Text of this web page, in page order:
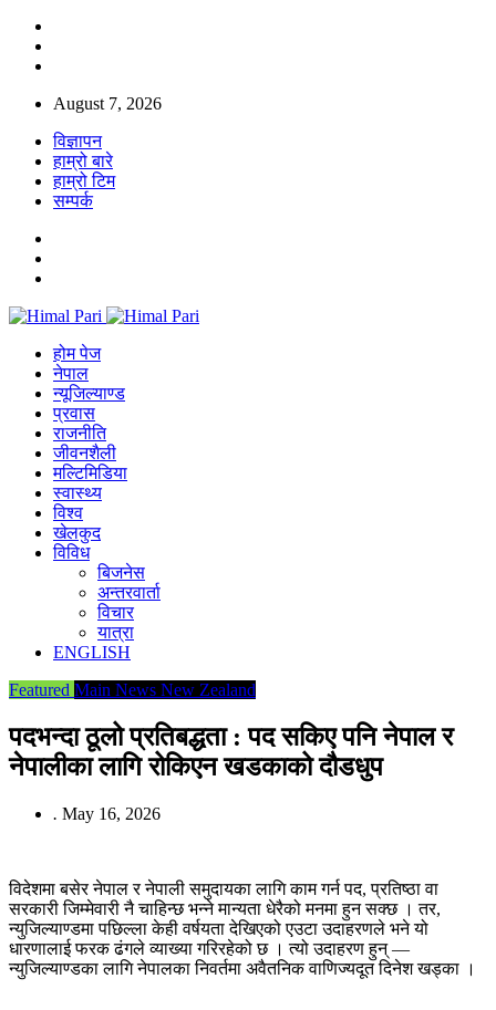
August 7, 2026
विज्ञापन
हाम्रो बारे
हाम्रो टिम
सम्पर्क
होम पेज
नेपाल
न्यूजिल्याण्ड
प्रवास
राजनीति
जीवनशैली
मल्टिमिडिया
स्वास्थ्य
विश्व
खेलकुद
विविध
बिजनेस
अन्तरवार्ता
विचार
यात्रा
ENGLISH
Featured Main News New Zealand
पदभन्दा ठूलो प्रतिबद्धता : पद सकिए पनि नेपाल र
नेपालीका लागि रोकिएन खडकाको दौडधुप
. May 16, 2026
विदेशमा बसेर नेपाल र नेपाली समुदायका लागि काम गर्न पद, प्रतिष्ठा वा
सरकारी जिम्मेवारी नै चाहिन्छ भन्ने मान्यता धेरैको मनमा हुन सक्छ । तर,
न्युजिल्याण्डमा पछिल्ला केही वर्षयता देखिएको एउटा उदाहरणले भने यो
धारणालाई फरक ढंगले व्याख्या गरिरहेको छ । त्यो उदाहरण हुन् —
न्युजिल्याण्डका लागि नेपालका निवर्तमा अवैतनिक वाणिज्यदूत दिनेश खड्का ।